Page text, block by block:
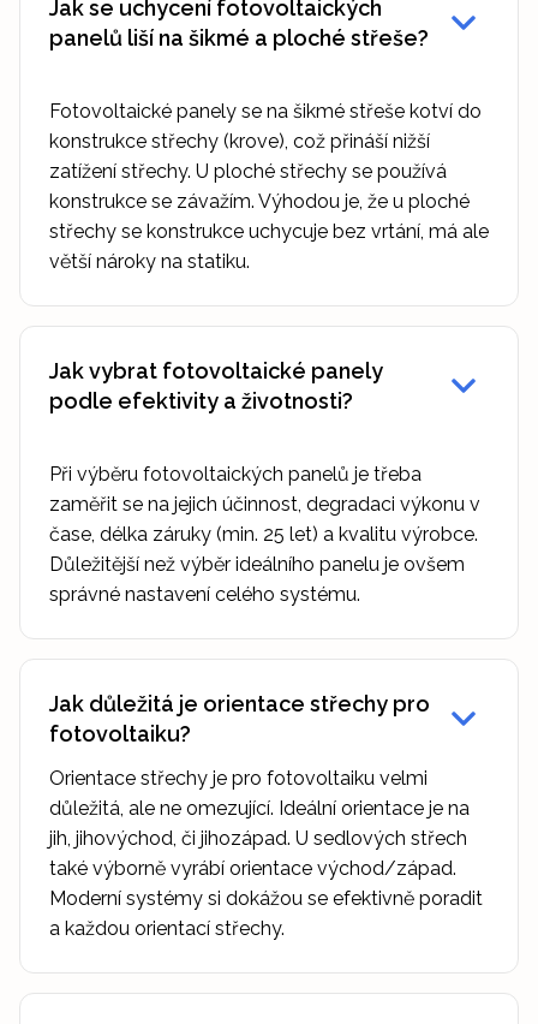
Jak se uchycení fotovoltaických
panelů liší na šikmé a ploché střeše?
Fotovoltaické panely se na šikmé střeše kotví do
konstrukce střechy (krove), což přináší nižší
zatížení střechy. U ploché střechy se používá
konstrukce se závažím. Výhodou je, že u ploché
střechy se konstrukce uchycuje bez vrtání, má ale
větší nároky na statiku.
Jak vybrat fotovoltaické panely
podle efektivity a životnosti?
Při výběru fotovoltaických panelů je třeba
zaměřit se na jejich účinnost, degradaci výkonu v
čase, délka záruky (min. 25 let) a kvalitu výrobce.
Důležitější než výběr ideálního panelu je ovšem
správné nastavení celého systému.
Jak důležitá je orientace střechy pro
fotovoltaiku?
Orientace střechy je pro fotovoltaiku velmi
důležitá, ale ne omezující. Ideální orientace je na
jih, jihovýchod, či jihozápad. U sedlových střech
také výborně vyrábí orientace východ/západ.
Moderní systémy si dokážou se efektivně poradit
a každou orientací střechy.